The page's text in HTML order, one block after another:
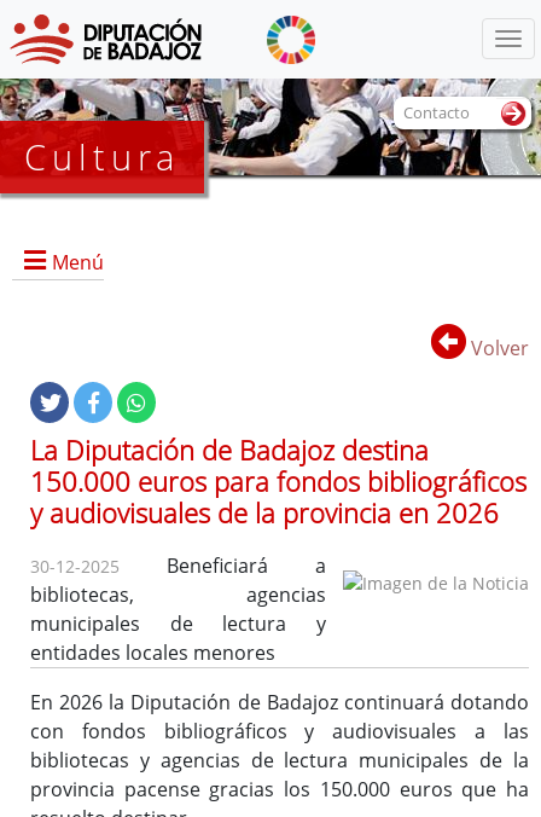
Cultura
Menú
Portada
Información General
Objetivos
Marcos
Referencias
Bibliotecas y Agencias
Catálogo colectivo (OPAC)
Solicitud de dotación
Solicitud de material a través del e-mail
Volver
La Diputación de Badajoz destina
150.000 euros para fondos bibliográficos
y audiovisuales de la provincia en 2026
30-12-2025
Beneficiará a
bibliotecas, agencias
municipales de lectura y
entidades locales menores
En 2026 la Diputación de Badajoz continuará dotando
con fondos bibliográficos y audiovisuales a las
bibliotecas y agencias de lectura municipales de la
provincia pacense gracias los 150.000 euros que ha
Contacto